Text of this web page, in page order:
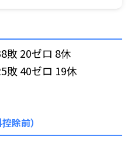
敗 20ゼロ 8休
敗 40ゼロ 19休
除前）